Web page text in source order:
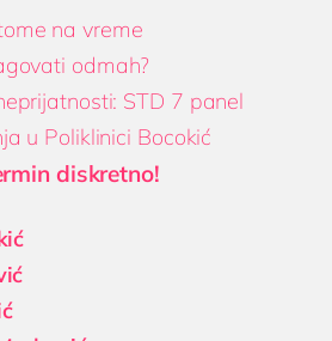
na vreme
odmah?
STD 7 panel
u Poliklinici Bocokić
diskretno!